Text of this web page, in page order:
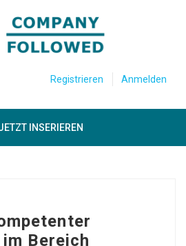
Registrieren Anmelden
INSERIEREN
Bereich